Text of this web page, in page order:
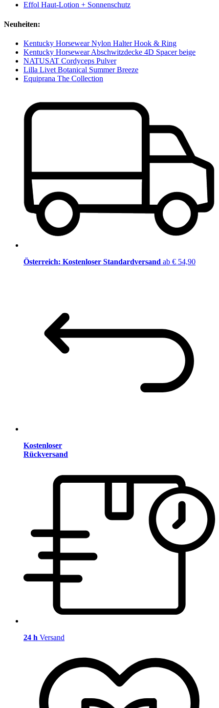
Effol Haut-Lotion + Sonnenschutz
Neuheiten:
Kentucky Horsewear Nylon Halter Hook & Ring
Kentucky Horsewear Abschwitzdecke 4D Spacer beige
NATUSAT Cordyceps Pulver
Lilla Livet Botanical Summer Breeze
Equiprana The Collection
Österreich: Kostenloser Standardversand ab € 54,90
Kostenloser
Rückversand
24 h Versand